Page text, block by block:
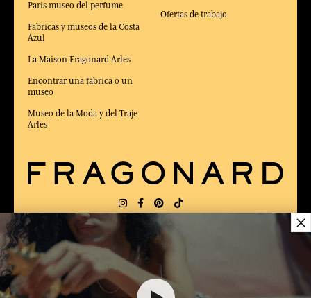
Paris museo del perfume
Fabricas y museos de la Costa
Azul
La Maison Fragonard Arles
Encontrar una fábrica o un
museo
Museo de la Moda y del Traje
Arles
Ofertas de trabajo
ENTREGA: FR
×